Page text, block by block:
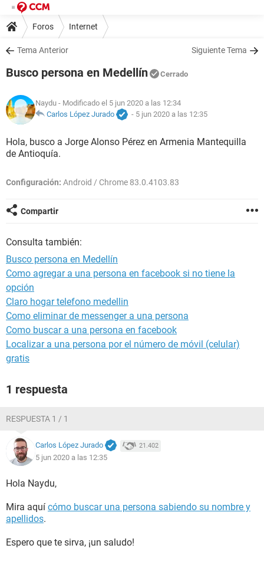
Foros Internet
Tema Anterior Siguiente Tema
Busco persona en Medellín Cerrado
Naydu - Modificado el 5 jun 2020 a las 12:34
Carlos López Jurado
- 5 jun 2020 a las 12:35
Hola, busco a Jorge Alonso Pérez en Armenia Mantequilla
de Antioquía.
Configuración: Android / Chrome 83.0.4103.83
Compartir
Consulta también:
Busco persona en Medellín
Como agregar a una persona en facebook si no tiene la
opción
Claro hogar telefono medellin
Como eliminar de messenger a una persona
Como buscar a una persona en facebook
Localizar a una persona por el número de móvil (celular)
gratis
1 respuesta
RESPUESTA 1 / 1
Carlos López Jurado 21.402
5 jun 2020 a las 12:35
Hola Naydu,
Mira aquí cómo buscar una persona sabiendo su nombre y
apellidos.
Espero que te sirva, ¡un saludo!